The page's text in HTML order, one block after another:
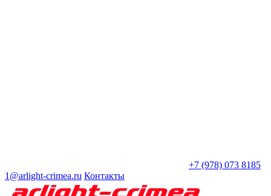
+7 (978) 073 8185
1@arlight-crimea.ru Контакты